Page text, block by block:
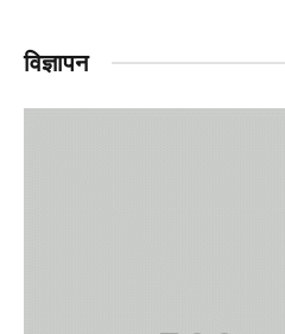
विज्ञापन